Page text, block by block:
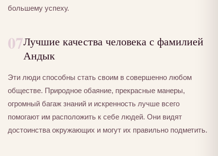
большему успеху.
07Лучшие качества человека с фамилией
Андык
Эти люди способны стать своим в совершенно любом
обществе. Природное обаяние, прекрасные манеры,
огромный багаж знаний и искренность лучше всего
помогают им расположить к себе людей. Они видят
достоинства окружающих и могут их правильно подметить.